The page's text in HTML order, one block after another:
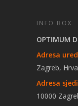
INFO BOX
OPTIMUM
Adresa
Zagreb,
Adresa
10000